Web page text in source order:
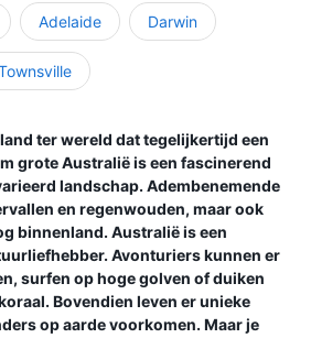
Adelaide Darwin
ter wereld dat tegelijkertijd een
grote Australië is een fascinerend
landschap. Adembenemende
en regenwouden, maar ook
binnenland. Australië is een
Avonturiers kunnen er
surfen op hoge golven of duiken
Bovendien leven er unieke
op aarde voorkomen. Maar je